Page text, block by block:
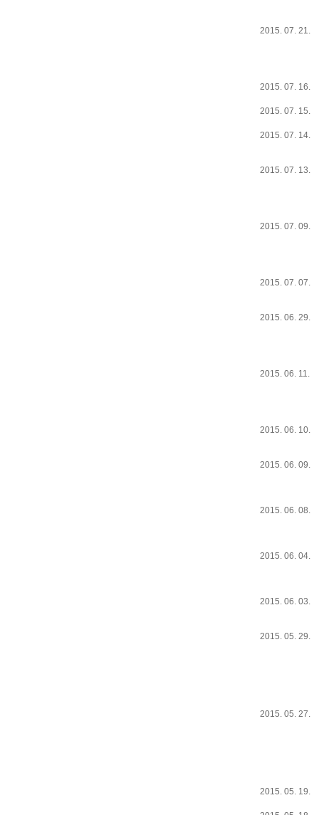
2015. 07. 21.
2015. 07. 16.
2015. 07. 15.
2015. 07. 14.
2015. 07. 13.
2015. 07. 09.
2015. 07. 07.
2015. 06. 29.
2015. 06. 11.
2015. 06. 10.
2015. 06. 09.
2015. 06. 08.
2015. 06. 04.
2015. 06. 03.
2015. 05. 29.
2015. 05. 27.
2015. 05. 19.